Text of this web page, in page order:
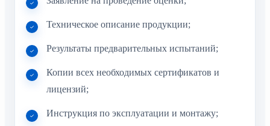
Техническое описание продукции;
Результаты предварительных испытаний;
Копии всех необходимых сертификатов и
лицензий;
Инструкция по эксплуатации и монтажу;